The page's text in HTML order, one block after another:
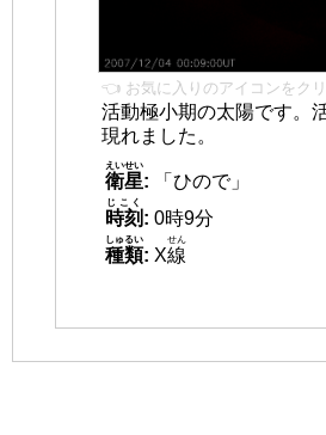
👈 お気に入りのアイコンをクリ
活動極小期の太陽です。
現れました。
衛星
えいせい
:
「ひので」
時刻
じこく
: 0時9分
種類
しゅるい
: X線
せん